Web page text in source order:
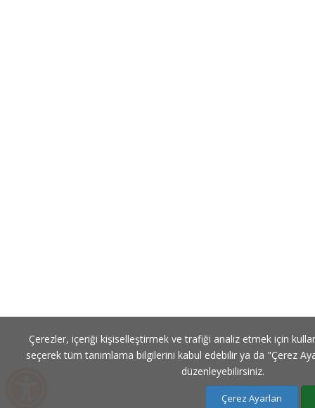
Çerezler, içeriği kişiselleştirmek ve trafiği analiz etmek için
seçerek tüm tanımlama bilgilerini kabul edebilir ya da "Çerez
düzenleyebilirsiniz.
Çerez Ayarları